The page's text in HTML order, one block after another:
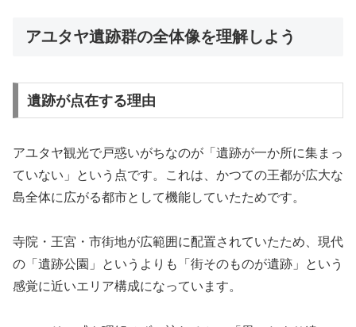
アユタヤ遺跡群の全体像を理解しよう
遺跡が点在する理由
アユタヤ観光で戸惑いがちなのが「遺跡が一か所に集まっ
ていない」という点です。これは、かつての王都が広大な
島全体に広がる都市として機能していたためです。
寺院・王宮・市街地が広範囲に配置されていたため、現代
の「遺跡公園」というよりも「街そのものが遺跡」という
感覚に近いエリア構成になっています。